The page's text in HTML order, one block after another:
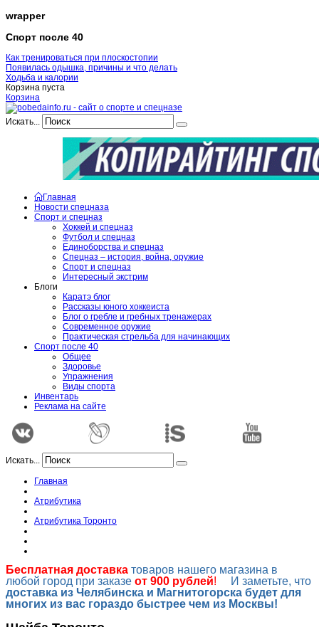
wrapper
Спорт после 40
Как тренироваться при плоскостопии
Появилась одышка, причины и что делать
Ходьба и калории
Корзина пуста
Корзина
Искать...
Главная
Новости спецназа
Спорт и спецназ
Хоккей и спецназ
Футбол и спецназ
Единоборства и спецназ
Спецназ – история, война, оружие
Спорт и спецназ
Интересный экстрим
Блоги
Каратэ блог
Рассказы юного хоккеиста
Блог о гребле и гребных тренажерах
Современное оружие
Практическая стрельба для начинающих
Спорт после 40
Общее
Здоровье
Упражнения
Виды спорта
Инвентарь
Реклама на сайте
Искать...
Главная
Атрибутика
Атрибутика Торонто
Бесплатная доставка товаров нашего магазина в
любой город при заказе от 900 рублей! И заметьте, что
доставка из Челябинска и Магнитогорска будет для
многих из вас гораздо быстрее чем из Москвы!